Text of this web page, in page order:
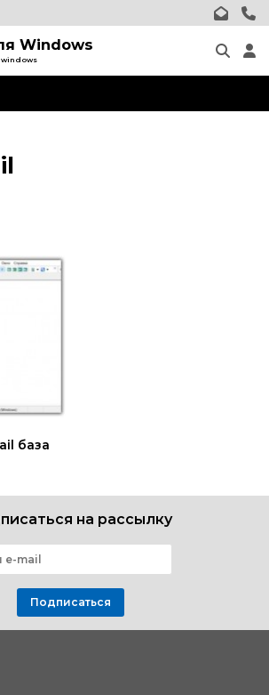
Windows
windows
база
на рассылку
Подписаться